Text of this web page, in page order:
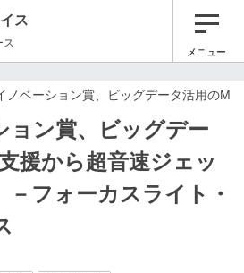
ス
ス
メニュー
ノベーション賞、ビッグデータ活用の
ョン賞、ビッグデー
援から超音速ジェッ
フォーカスライト・